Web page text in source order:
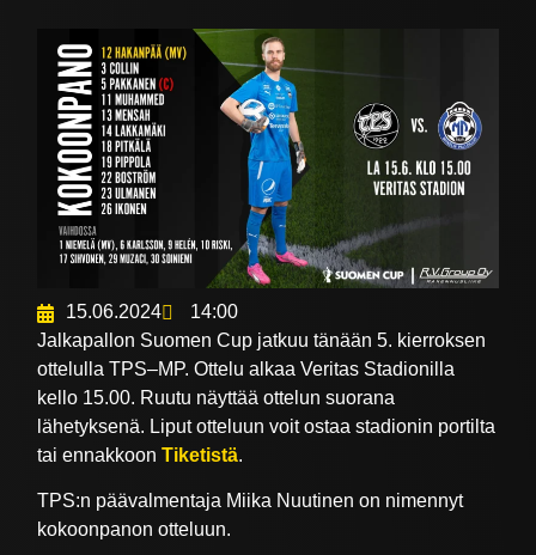
15.06.2024
14:00
Jalkapallon Suomen Cup jatkuu tänään 5. kierroksen
ottelulla TPS–MP. Ottelu alkaa Veritas Stadionilla
kello 15.00. Ruutu näyttää ottelun suorana
lähetyksenä. Liput otteluun voit ostaa stadionin portilta
tai ennakkoonTiketistä.
TPS:n päävalmentaja Miika Nuutinen on nimennyt
kokoonpanon otteluun.